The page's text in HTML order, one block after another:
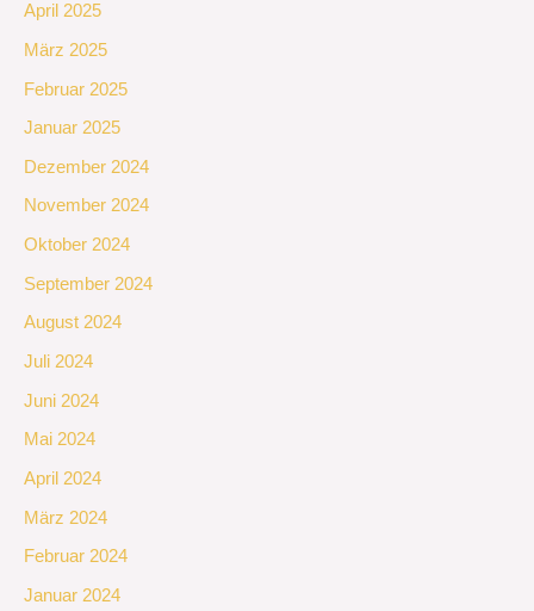
April 2025
März 2025
Februar 2025
Januar 2025
Dezember 2024
November 2024
Oktober 2024
September 2024
August 2024
Juli 2024
Juni 2024
Mai 2024
April 2024
März 2024
Februar 2024
Januar 2024